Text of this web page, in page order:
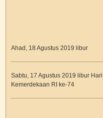
Sabtu, 17 Agustus 2019 libur Hari
Kemerdekaan RI ke-74
Jumat, 16 Agustus 2019